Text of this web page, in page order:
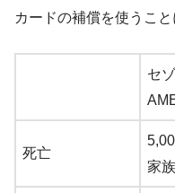
カードの補償を使うこと
セ
死亡
家